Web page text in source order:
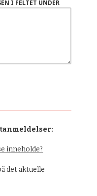
I FELTET UNDER
inneholde?
det aktuelle